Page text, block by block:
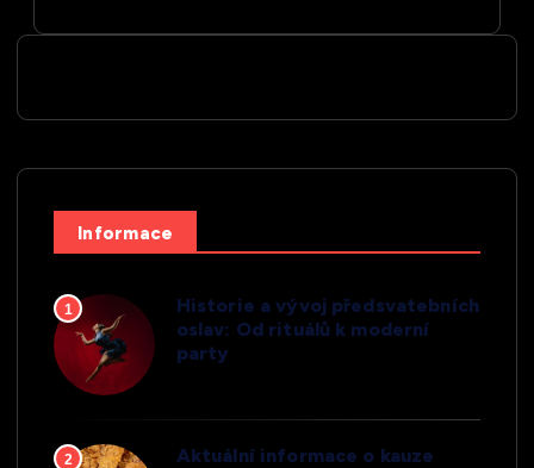
Informace
1
Historie a vývoj předsvatebních
oslav: Od rituálů k moderní
party
2
Aktuální informace o kauze